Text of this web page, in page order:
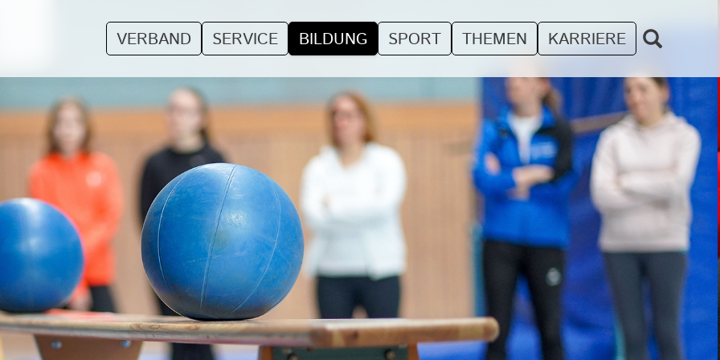
VERBAND SERVICE BILDUNG SPORT THEMEN KARRIERE